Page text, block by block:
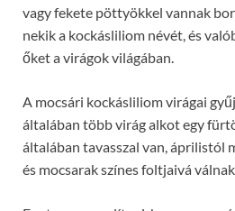
vagy fekete pöttyökkel vannak
nekik a kockásliliom névét, és
őket a virágok világában.
A mocsári kockásliliom virágai
általában több virág alkot egy
általában tavasszal van, áprilistól
és mocsarak színes foltjaivá